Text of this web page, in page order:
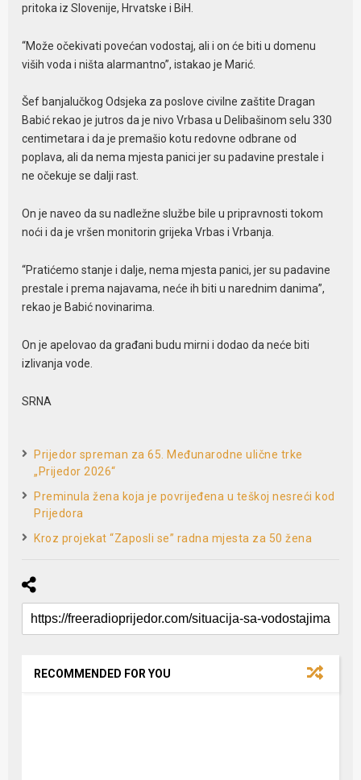
pritoka iz Slovenije, Hrvatske i BiH.
“Može očekivati povećan vodostaj, ali i on će biti u domenu
viših voda i ništa alarmantno”, istakao je Marić.
Šef banjalučkog Odsjeka za poslove civilne zaštite Dragan
Babić rekao je jutros da je nivo Vrbasa u Delibašinom selu 330
centimetara i da je premašio kotu redovne odbrane od
poplava, ali da nema mjesta panici jer su padavine prestale i
ne očekuje se dalji rast.
On je naveo da su nadležne službe bile u pripravnosti tokom
noći i da je vršen monitorin grijeka Vrbas i Vrbanja.
“Pratićemo stanje i dalje, nema mjesta panici, jer su padavine
prestale i prema najavama, neće ih biti u narednim danima”,
rekao je Babić novinarima.
On je apelovao da građani budu mirni i dodao da neće biti
izlivanja vode.
SRNA
Prijedor spreman za 65. Međunarodne ulične trke
„Prijedor 2026“
Preminula žena koja je povrijeđena u teškoj nesreći kod
Prijedora
Kroz projekat “Zaposli se” radna mjesta za 50 žena
RECOMMENDED FOR YOU